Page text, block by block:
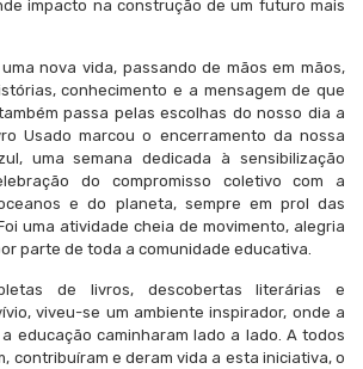
impacto na construção de um futuro mais
nova vida, passando de mãos em mãos,
conhecimento e a mensagem de que
passa pelas escolhas do nosso dia a
Usado marcou o encerramento da nossa
uma semana dedicada à sensibilização
do compromisso coletivo com a
e do planeta, sempre em prol das
uma atividade cheia de movimento, alegria
parte de toda a comunidade educativa.
de livros, descobertas literárias e
viveu-se um ambiente inspirador, onde a
educação caminharam lado a lado. A todos
contribuíram e deram vida a esta iniciativa, o